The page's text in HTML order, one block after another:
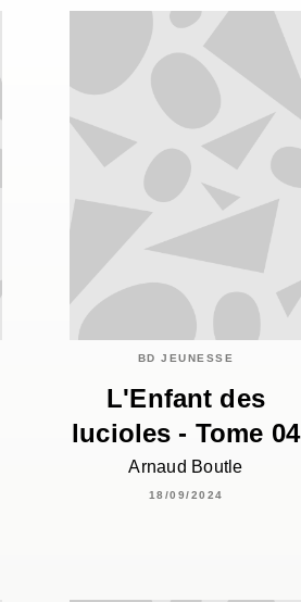
BD JEUNESSE
L'Enfant des
lucioles - Tome 04
Arnaud Boutle
18/09/2024